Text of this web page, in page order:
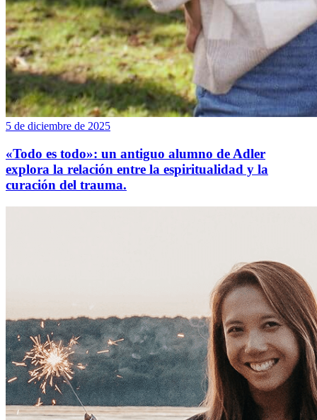
5 de diciembre de 2025
«Todo es todo»: un antiguo alumno de Adler
explora la relación entre la espiritualidad y la
curación del trauma.